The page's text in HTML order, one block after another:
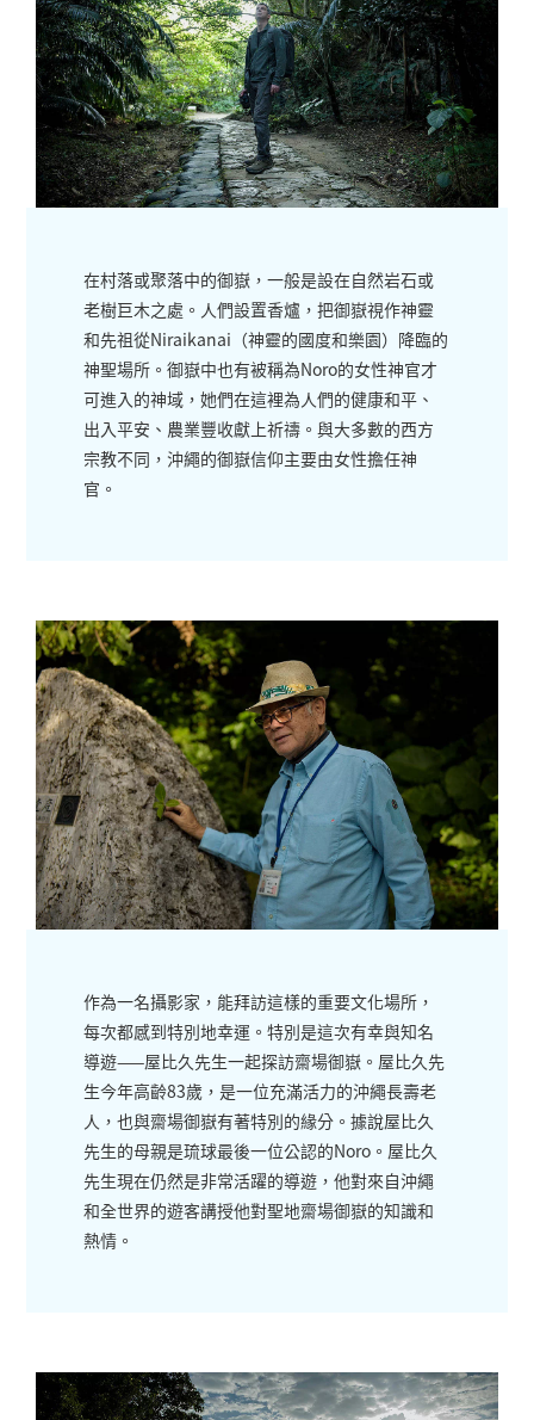
在村落或聚落中的御嶽，一般是設在自然岩石或
老樹巨木之處。人們設置香爐，把御嶽視作神靈
和先祖從Niraikanai（神靈的國度和樂園）降臨的
神聖場所。御嶽中也有被稱為Noro的女性神官才
可進入的神域，她們在這裡為人們的健康和平、
出入平安、農業豐收獻上祈禱。與大多數的西方
宗教不同，沖繩的御嶽信仰主要由女性擔任神
官。
作為一名攝影家，能拜訪這樣的重要文化場所，
每次都感到特別地幸運。特別是這次有幸與知名
導遊——屋比久先生一起探訪齋場御嶽。屋比久先
生今年高齡83歲，是一位充滿活力的沖繩長壽老
人，也與齋場御嶽有著特別的緣分。據說屋比久
先生的母親是琉球最後一位公認的Noro。屋比久
先生現在仍然是非常活躍的導遊，他對來自沖繩
和全世界的遊客講授他對聖地齋場御嶽的知識和
熱情。